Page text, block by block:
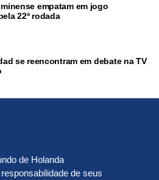
empatam em jogo
22ª rodada
se reencontram em debate na TV
de Holanda
de seus